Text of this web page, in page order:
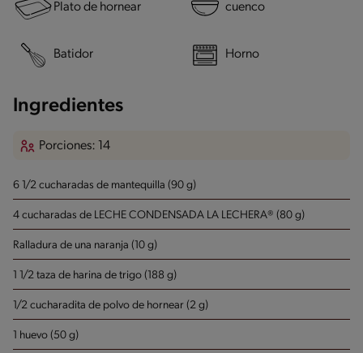
Plato de hornear cuenco
Batidor Horno
Ingredientes
Porciones: 14
6 1/2 cucharadas de mantequilla (90 g)
4 cucharadas de LECHE CONDENSADA LA LECHERA® (80 g)
Ralladura de una naranja (10 g)
1 1/2 taza de harina de trigo (188 g)
1/2 cucharadita de polvo de hornear (2 g)
1 huevo (50 g)